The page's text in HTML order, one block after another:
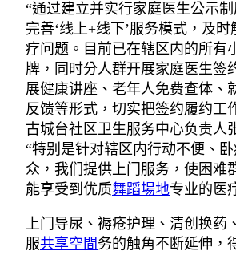
“通过建立并实行家庭医生公示
完善‘线上+线下’服务模式，及
疗问题。目前已在辖区内的所有
牌，同时分人群开展家庭医生签
展健康讲座、老年人免费查体、
反馈等形式，切实把签约履约工
古城台社区卫生服务中心负责人
“特别是针对辖区内行动不便、
众，我们提供上门服务，使困难
能享受到优质舞蹈場地专业的医
上门导尿、褥疮护理、清创换
服共享空間务的触角不断延伸，